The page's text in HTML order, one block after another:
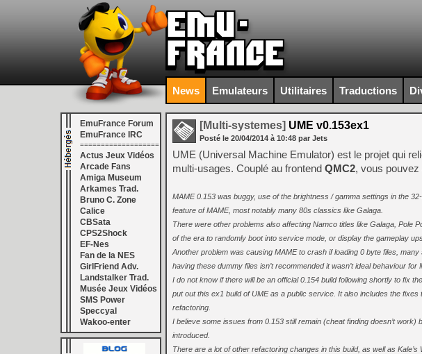
News Emulateurs Utilitaires Traductions
EmuFrance Forum
EmuFrance IRC
===================
Actus Jeux Vidéos
Arcade Fans
Amiga Museum
Arkames Trad.
Bruno C. Zone
Calice
CBSata
CPS2Shock
EF-Nes
Fan de la NES
GirlFriend Adv.
Landstalker Trad.
Musée Jeux Vidéos
SMS Power
Speccyal
Wakoo-enter
[Multi-systemes] UME v0.153ex1
Posté le 20/04/2014 à 10:48 par Jets
UME (Universal Machine Emulator) est le projet qui
multi-usages. Couplé au frontend QMC2, vous
MAME 0.153 was buggy, use of the brightness / gamma settings in the
feature of MAME, most notably many 80s classics like Galaga.
There were other problems also affecting Namco titles like Galaga, Pole
of the era to randomly boot into service mode, or display the gameplay
Another problem was causing MAME to crash if loading 0 byte files,
having these dummy files isn’t recommended it wasn’t ideal behaviour
I do not know if there will be an official 0.154 build following shortly to fix
put out this ex1 build of UME as a public service. It also includes the
refactoring.
I believe some issues from 0.153 still remain (cheat finding doesn’t
introduced.
There are a lot of other refactoring changes in this build, as well as